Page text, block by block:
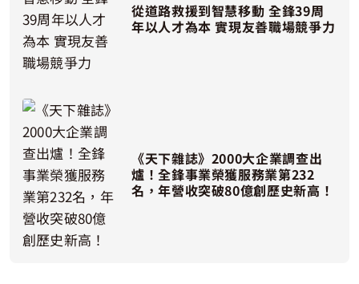
道路救援用戶專區
電子發票查詢
從道路救援到智慧移動 全鋒39周
年以人才為本 實現友善職場競爭力
《天下雜誌》2000大企業調查出
爐！全鋒事業榮獲服務業第232
名，年營收突破80億創歷史新高！